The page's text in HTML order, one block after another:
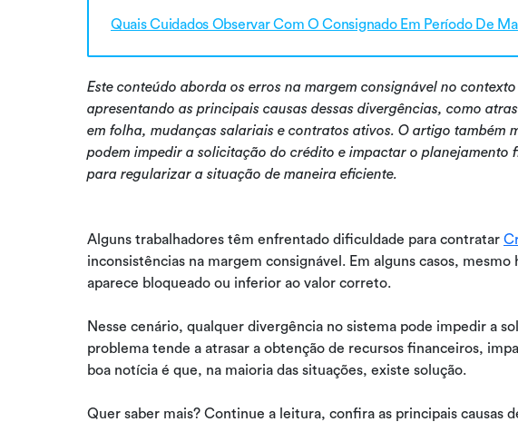
Quais Cuidados Observar Com O Consignado Em Período De
Este conteúdo aborda os erros na margem consignável no
apresentando as principais causas dessas divergências, como
em folha, mudanças salariais e contratos ativos. O artigo também
podem impedir a solicitação do crédito e impactar o planejamento
para regularizar a situação de maneira eficiente.
Alguns trabalhadores têm enfrentado dificuldade para contratar
inconsistências na margem consignável. Em alguns casos,
aparece bloqueado ou inferior ao valor correto.
Nesse cenário, qualquer divergência no sistema pode impedir a
problema tende a atrasar a obtenção de recursos financeiros,
boa notícia é que, na maioria das situações, existe solução.
Quer saber mais? Continue a leitura, confira as principais causas